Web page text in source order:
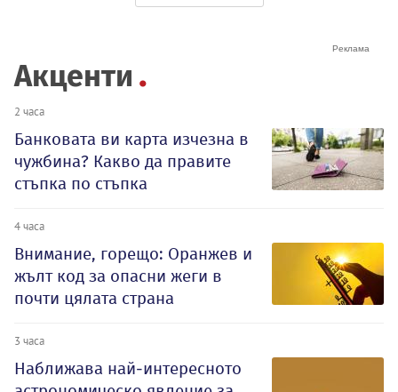
Акценти
2 часа
Банковата ви карта изчезна в
чужбина? Какво да правите
стъпка по стъпка
4 часа
Внимание, горещо: Оранжев и
жълт код за опасни жеги в
почти цялата страна
3 часа
Наближава най-интересното